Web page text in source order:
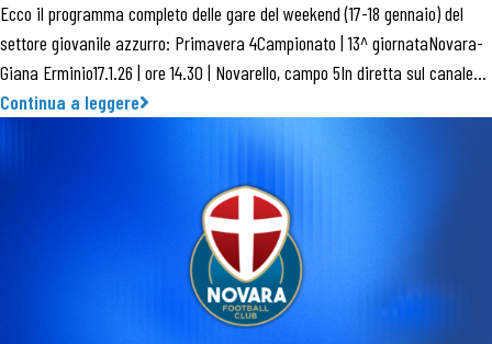
Ecco il programma completo delle gare del weekend (17-18 gennaio) del
settore giovanile azzurro: Primavera 4Campionato | 13^ giornataNovara-
Giana Erminio17.1.26 | ore 14.30 | Novarello, campo 5In diretta sul canale…
Continua a leggere